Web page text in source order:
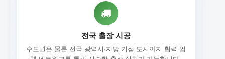
전국 출장 시공
수도권은 물론 전국 광역시·지방 거점 도시까지 협력 업